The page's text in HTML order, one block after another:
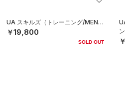
UA スキルズ（トレーニング/MEN）
￥19,800
SOLD OUT